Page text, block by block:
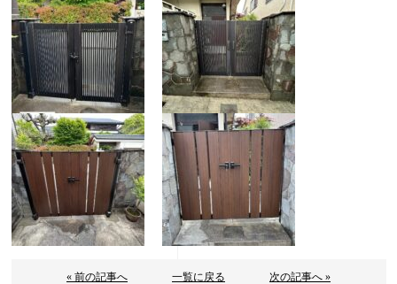
« 前の記事へ 一覧に戻る 次の記事へ »